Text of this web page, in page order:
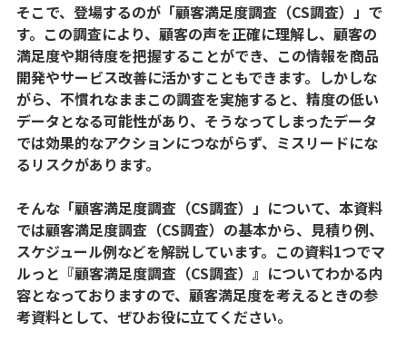
そこで、登場するのが「顧客満足度調査（CS調査）」で
す。この調査により、顧客の声を正確に理解し、顧客の
満足度や期待度を把握することができ、この情報を商品
開発やサービス改善に活かすこともできます。しかしな
がら、不慣れなままこの調査を実施すると、精度の低い
データとなる可能性があり、そうなってしまったデータ
では効果的なアクションにつながらず、ミスリードにな
るリスクがあります。
そんな「顧客満足度調査（CS調査）」について、本資料
では顧客満足度調査（CS調査）の基本から、見積り例、
スケジュール例などを解説しています。この資料1つでマ
ルっと『顧客満足度調査（CS調査）』についてわかる内
容となっておりますので、顧客満足度を考えるときの参
考資料として、ぜひお役に立てください。